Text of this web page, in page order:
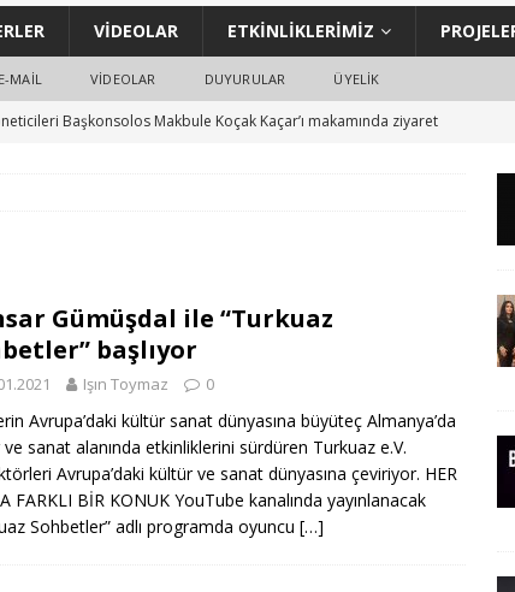
VIDEOLAR ETKİNLİKLERİMİZ
E-MAIL VIDEOLAR DUYURULAR ÜYELİK
Başkonsolos Makbule Koçak Kaçar’ı makamında ziyaret
HABERLER
saldırısı ve adalet: Spor ve siyaset dünyasından örnek dayanışma
#boşvermeoyver HABERLER
Gümüşdal ile “Turkuaz
başlıyor
Işın Toymaz 0
Avrupa’daki kültür sanat dünyasına büyüteç Almanya’da
sanat alanında etkinliklerini sürdüren Turkuaz e.V.
Avrupa’daki kültür ve sanat dünyasına çeviriyor. HER
FARKLI BİR KONUK YouTube kanalında yayınlanacak
Sohbetler” adlı programda oyuncu […]